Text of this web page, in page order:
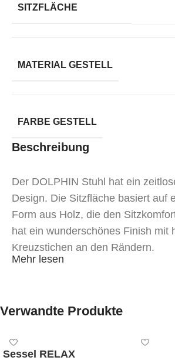
SITZFLÄCHE
MATERIAL GESTELL
FARBE GESTELL
Beschreibung
Der DOLPHIN Stuhl hat ein
Design. Die Sitzfläche basiert auf
Form aus Holz, die den
hat ein wunderschönes Finish mit
Kreuzstichen an den Rändern.
Mehr lesen
Verwandte Produkte
Sessel RELAX